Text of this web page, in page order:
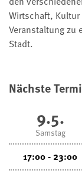
Wirtschaft,
Veranstaltung zu
Stadt.
Nächste
9.5.
Samstag
17:00 - 23:00